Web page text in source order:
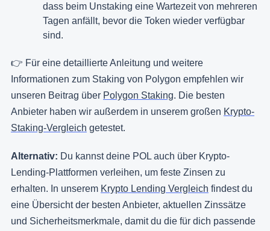
dass beim Unstaking eine Wartezeit von mehreren
Tagen anfällt, bevor die Token wieder verfügbar
sind.​
👉 Für eine detaillierte Anleitung und weitere
Informationen zum Staking von Polygon empfehlen wir
unseren Beitrag über Polygon Staking. Die besten
Anbieter haben wir außerdem in unserem großen Krypto-
Staking-Vergleich getestet.
Alternativ: Du kannst deine POL auch über Krypto-
Lending-Plattformen verleihen, um feste Zinsen zu
erhalten. In unserem Krypto Lending Vergleich findest du
eine Übersicht der besten Anbieter, aktuellen Zinssätze
und Sicherheitsmerkmale, damit du die für dich passende